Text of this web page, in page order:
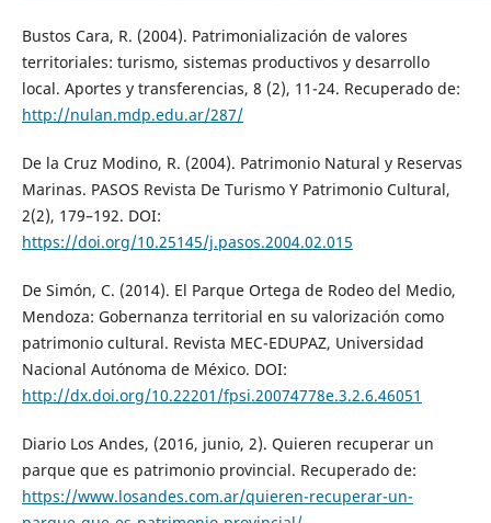
Bustos Cara, R. (2004). Patrimonialización de valores
territoriales: turismo, sistemas productivos y desarrollo
local. Aportes y transferencias, 8 (2), 11-24. Recuperado de:
http://nulan.mdp.edu.ar/287/
De la Cruz Modino, R. (2004). Patrimonio Natural y Reservas
Marinas. PASOS Revista De Turismo Y Patrimonio Cultural,
2(2), 179–192. DOI:
https://doi.org/10.25145/j.pasos.2004.02.015
De Simón, C. (2014). El Parque Ortega de Rodeo del Medio,
Mendoza: Gobernanza territorial en su valorización como
patrimonio cultural. Revista MEC-EDUPAZ, Universidad
Nacional Autónoma de México. DOI:
http://dx.doi.org/10.22201/fpsi.20074778e.3.2.6.46051
Diario Los Andes, (2016, junio, 2). Quieren recuperar un
parque que es patrimonio provincial. Recuperado de:
https://www.losandes.com.ar/quieren-recuperar-un-